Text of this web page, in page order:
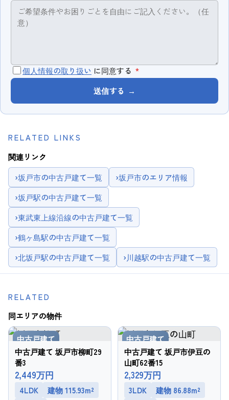
個人情報の取り扱い に同意する *
送信する →
RELATED LINKS
関連リンク
›坂戸市の中古戸建て一覧 ›坂戸市のエリア情報
›坂戸駅の中古戸建て一覧
›東武東上線沿線の中古戸建て一覧
›鶴ヶ島駅の中古戸建て一覧
›北坂戸駅の中古戸建て一覧 ›川越駅の中古戸建て一覧
RELATED
同エリアの物件
中古戸建て
中古戸建て 坂戸市柳町29
番3
2,449万円
4LDK
建物 115.93m²
中古戸建て
中古戸建て 坂戸市伊豆の
山町62番15
2,329万円
3LDK
建物 86.88m²